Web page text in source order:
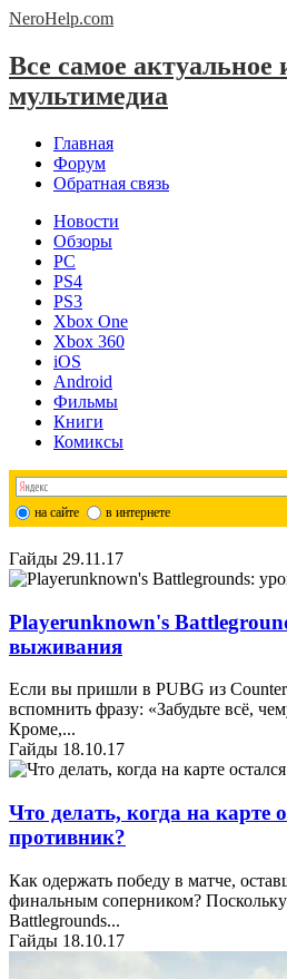
NeroHelp.com
Все самое актуальное
мультимедиа
Главная
Форум
Обратная связь
Новости
Обзоры
PC
PS4
PS3
Xbox One
Xbox 360
iOS
Android
Фильмы
Книги
Комиксы
на сайте в интернете
Гайды 29.11.17
Playerunknown's
выживания
Если вы пришли в PUBG из
вспомнить фразу: «Забудьте всё,
Кроме,...
Гайды 18.10.17
Что делать, когда на карте
противник?
Как одержать победу в матче,
финальным соперником?
Battlegrounds...
Гайды 18.10.17